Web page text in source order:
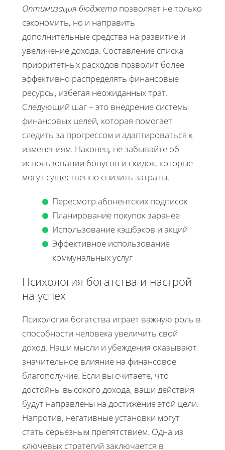
Оптимизация бюджета позволяет не только
сэкономить, но и направить
дополнительные средства на развитие и
увеличение дохода. Составление списка
приоритетных расходов позволит более
эффективно распределять финансовые
ресурсы, избегая неожиданных трат.
Следующий шаг – это внедрение системы
финансовых целей, которая помогает
следить за прогрессом и адаптироваться к
изменениям. Наконец, не забывайте об
использовании бонусов и скидок, которые
могут существенно снизить затраты.
Пересмотр абонентских подписок
Планирование покупок заранее
Использование кэшбэков и акций
Эффективное использование
коммунальных услуг
Психология богатства и настрой
на успех
Психология богатства играет важную роль в
способности человека увеличить свой
доход. Наши мысли и убеждения оказывают
значительное влияние на финансовое
благополучие. Если вы считаете, что
достойны высокого дохода, ваши действия
будут направлены на достижение этой цели.
Напротив, негативные установки могут
стать серьезным препятствием. Одна из
ключевых стратегий заключается в